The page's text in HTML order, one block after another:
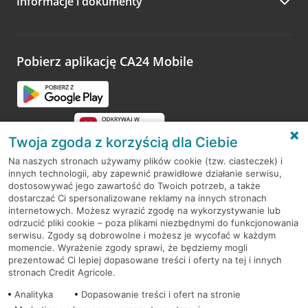
Zachęcamy do podzielenia się z nami opinią o wizycie.
opinie.
Pobierz aplikację CA24 Mobile
RODO
Regulamin serwisu
Mapa serwisu
PolitykaCookies
Twoja zgoda z korzyścią dla Ciebie
Na naszych stronach używamy plików cookie (tzw. ciasteczek) i
innych technologii, aby zapewnić prawidłowe działanie serwisu,
dostosowywać jego zawartość do Twoich potrzeb, a także
dostarczać Ci spersonalizowane reklamy na innych stronach
internetowych. Możesz wyrazić zgodę na wykorzystywanie lub
odrzucić pliki cookie – poza plikami niezbędnymi do funkcjonowania
serwisu. Zgody są dobrowolne i możesz je wycofać w każdym
momencie. Wyrażenie zgody sprawi, że będziemy mogli
prezentować Ci lepiej dopasowane treści i oferty na tej i innych
stronach Credit Agricole.
Analityka
Dopasowanie treści i ofert na stronie